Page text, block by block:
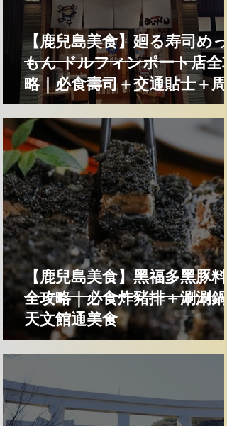
【鹿兒島美食】廻る寿司めっ
もん ドルフィンポート店全
略｜必食壽司＋交通貼士＋周
景點
【鹿兒島美食】黑福多黑豚料
全攻略｜必食炸豬排＋涮涮鍋
天文館通美食